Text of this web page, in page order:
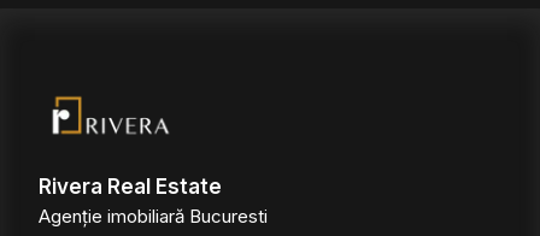
Rivera Real Estate
Agenție imobiliară Bucuresti